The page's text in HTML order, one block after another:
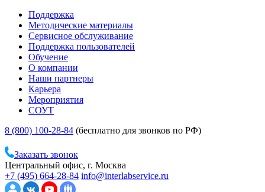
Поддержка
Методические материалы
Сервисное обслуживание
Поддержка пользователей
Обучение
О компании
Наши партнеры
Карьера
Мероприятия
СОУТ
8 (800) 100-28-84 (бесплатно для звонков по РФ)
Заказать звонок
Центральный офис, г. Москва
+7 (495) 664-28-84 info@interlabservice.ru